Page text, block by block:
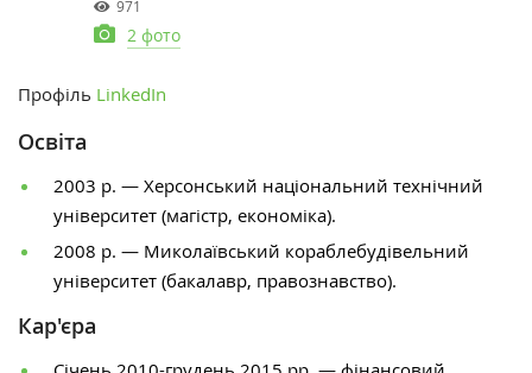
971
2 фото
Профіль LinkedIn
Освіта
2003 р. — Херсонський національний технічний
університет (магістр, економіка).
2008 р. — Миколаївський кораблебудівельний
університет (бакалавр, правознавство).
Кар'єра